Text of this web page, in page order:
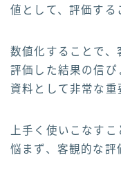
値として、評価する
数値化することで、
評価した結果の信ぴ
資料として非常な重
上手く使いこなす
悩まず、客観的な評